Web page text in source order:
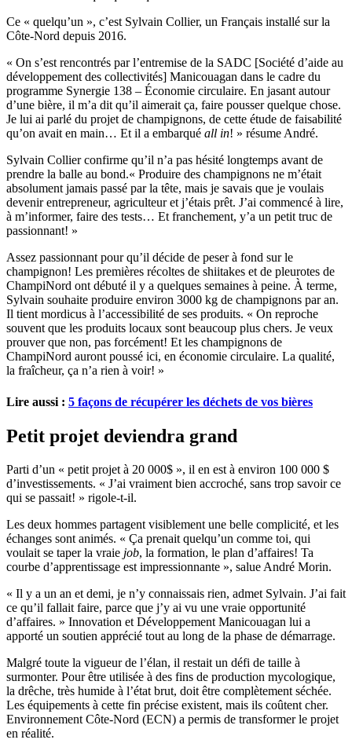
Ce « quelqu’un », c’est Sylvain Collier, un Français installé sur la
Côte-Nord depuis 2016.
« On s’est rencontrés par l’entremise de la SADC [Société d’aide au
développement des collectivités] Manicouagan dans le cadre du
programme Synergie 138 – Économie circulaire. En jasant autour
d’une bière, il m’a dit qu’il aimerait ça, faire pousser quelque chose.
Je lui ai parlé du projet de champignons, de cette étude de faisabilité
qu’on avait en main… Et il a embarqué all in! » résume André.
Sylvain Collier confirme qu’il n’a pas hésité longtemps avant de
prendre la balle au bond.« Produire des champignons ne m’était
absolument jamais passé par la tête, mais je savais que je voulais
devenir entrepreneur, agriculteur et j’étais prêt. J’ai commencé à lire,
à m’informer, faire des tests… Et franchement, y’a un petit truc de
passionnant! »
Assez passionnant pour qu’il décide de peser à fond sur le
champignon! Les premières récoltes de shiitakes et de pleurotes de
ChampiNord ont débuté il y a quelques semaines à peine. À terme,
Sylvain souhaite produire environ 3000 kg de champignons par an.
Il tient mordicus à l’accessibilité de ses produits. « On reproche
souvent que les produits locaux sont beaucoup plus chers. Je veux
prouver que non, pas forcément! Et les champignons de
ChampiNord auront poussé ici, en économie circulaire. La qualité,
la fraîcheur, ça n’a rien à voir! »
Lire aussi : 5 façons de récupérer les déchets de vos bières
Petit projet deviendra grand
Parti d’un « petit projet à 20 000$ », il en est à environ 100 000 $
d’investissements. « J’ai vraiment bien accroché, sans trop savoir ce
qui se passait! » rigole-t-il.
Les deux hommes partagent visiblement une belle complicité, et les
échanges sont animés. « Ça prenait quelqu’un comme toi, qui
voulait se taper la vraie job, la formation, le plan d’affaires! Ta
courbe d’apprentissage est impressionnante », salue André Morin.
« Il y a un an et demi, je n’y connaissais rien, admet Sylvain. J’ai fait
ce qu’il fallait faire, parce que j’y ai vu une vraie opportunité
d’affaires. » Innovation et Développement Manicouagan lui a
apporté un soutien apprécié tout au long de la phase de démarrage.
Malgré toute la vigueur de l’élan, il restait un défi de taille à
surmonter. Pour être utilisée à des fins de production mycologique,
la drêche, très humide à l’état brut, doit être complètement séchée.
Les équipements à cette fin précise existent, mais ils coûtent cher.
Environnement Côte-Nord (ECN) a permis de transformer le projet
en réalité.